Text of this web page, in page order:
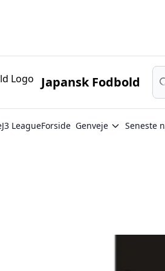
Japansk Fodbold
J3 LeagueForside Genveje Seneste